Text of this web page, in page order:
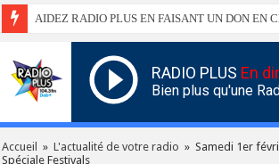
AIDEZ RADIO PLUS EN FAISANT UN DON EN
RADIO PLUS En
Bien plus qu'une
Accueil » L'actualité de votre radio » Samedi 1er
Spéciale Festivals